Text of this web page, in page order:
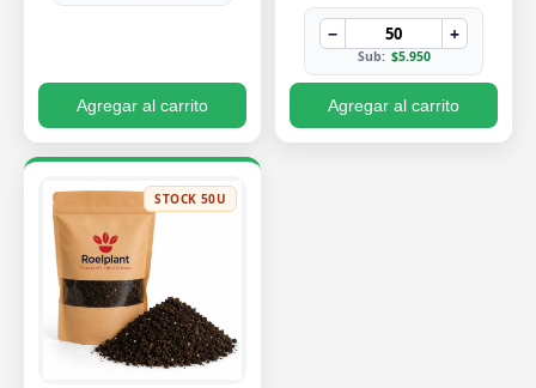
Agregar al carrito
− +
Sub: $5.950
Agregar al carrito
STOCK 50U